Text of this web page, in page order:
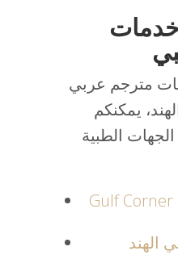
مترجم عربي
يمكنكم
الطبية
GulfCorner
الهند